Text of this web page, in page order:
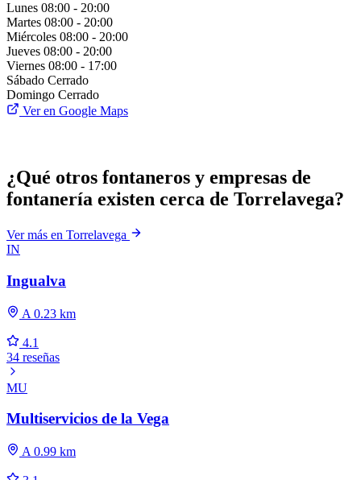
Lunes 08:00 - 20:00
Martes 08:00 - 20:00
Miércoles 08:00 - 20:00
Jueves 08:00 - 20:00
Viernes 08:00 - 17:00
Sábado Cerrado
Domingo Cerrado
Ver en Google Maps
¿Qué otros fontaneros y empresas de
fontanería existen cerca de Torrelavega?
Ver más en Torrelavega
IN
Ingualva
A 0.23 km
4.1
34 reseñas
MU
Multiservicios de la Vega
A 0.99 km